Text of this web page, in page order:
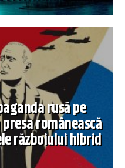
rusă pe
românească
războiului hibrid